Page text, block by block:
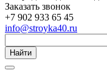
Заказать звонок
+7 902 933 65 45
info@stroyka40.ru
Найти